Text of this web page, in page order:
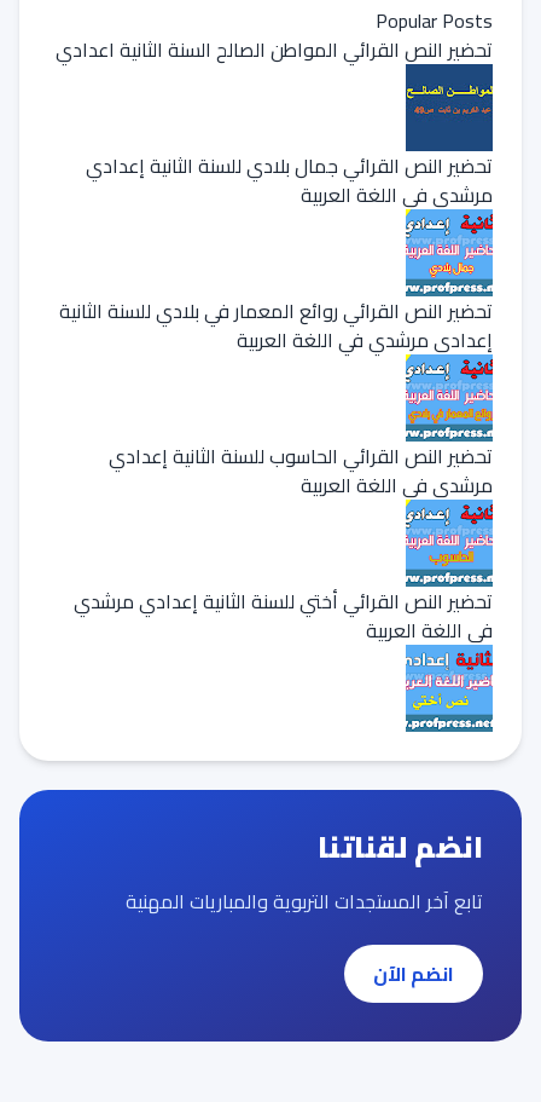
Popular Posts
تحضير النص القرائي المواطن الصالح السنة الثانية اعدادي
تحضير النص القرائي جمال بلادي للسنة الثانية إعدادي
مرشدي في اللغة العربية
تحضير النص القرائي روائع المعمار في بلادي للسنة الثانية
إعدادي مرشدي في اللغة العربية
تحضير النص القرائي الحاسوب للسنة الثانية إعدادي
مرشدي في اللغة العربية
تحضير النص القرائي أختي للسنة الثانية إعدادي مرشدي
في اللغة العربية
انضم لقناتنا
تابع آخر المستجدات التربوية والمباريات المهنية
انضم الآن